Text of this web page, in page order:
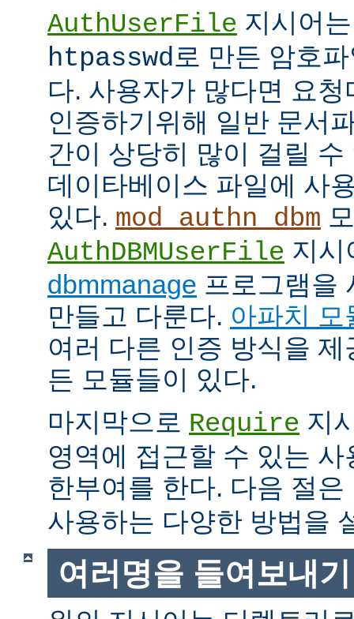
AuthUserFile 지시어
htpasswd 로 만든 암호
다. 사용자가 많다면 요
인증하기위해 일반 문서
간이 상당히 많이 걸릴
데이타베이스 파일에 사
있다. mod_authn_dbm
AuthDBMUserFile 지시
dbmmanage 프로그램을
만들고 다룬다. 아파치
여러 다른 인증 방식을
든 모듈들이 있다.
마지막으로 Require 지
영역에 접근할 수 있는
한부여를 한다. 다음 절은
사용하는 다양한 방법을
여러명을 들여보내기